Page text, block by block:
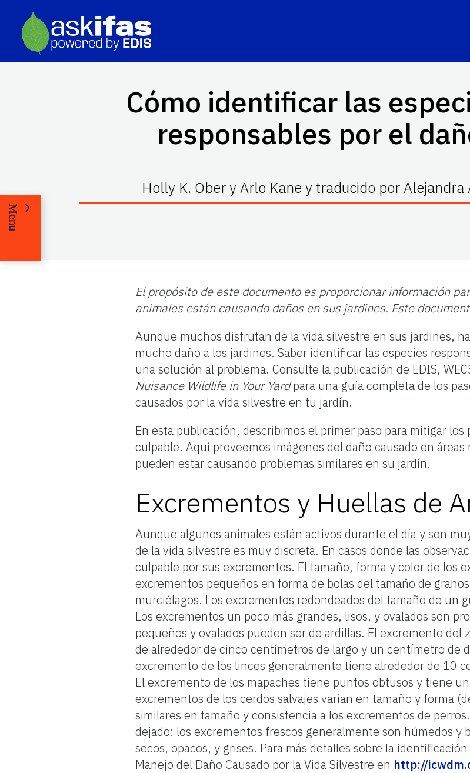
Cómo identificar las
responsables por el
Holly K. Ober y Arlo Kane y traducido por
Menu
El propósito de este documento es proporcionar información
animales están causando daños en sus jardines. Este
Aunque muchos disfrutan de la vida silvestre en sus jardines,
mucho daño a los jardines. Saber identificar las especies
una solución al problema. Consulte la publicación de EDIS,
Nuisance Wildlife in Your Yardpara una guía completa de los
causados por la vida silvestre en tu jardín.
En esta publicación, describimos el primer paso para mitigar
culpable. Aquí proveemos imágenes del daño causado en
pueden estar causando problemas similares en su jardín.
Excrementos y Huellas de
Aunque algunos animales están activos durante el día y son
de la vida silvestre es muy discreta. En casos donde las
culpable por sus excrementos. El tamaño, forma y color de los
excrementos pequeños en forma de bolas del tamaño de
murciélagos. Los excrementos redondeados del tamaño de un
Los excrementos un poco más grandes, lisos, y ovalados son
pequeños y ovalados pueden ser de ardillas. El excremento
de alrededor de cinco centímetros de largo y un centímetro de
excremento de los linces generalmente tiene alrededor de 10
El excremento de los mapaches tiene puntos obtusos y tiene
excrementos de los cerdos salvajes varían en tamaño y forma
similares en tamaño y consistencia a los excrementos de
dejado: los excrementos frescos generalmente son húmedos
secos, opacos, y grises. Para más detalles sobre la
Manejo del Daño Causado por la Vida Silvestre en http://